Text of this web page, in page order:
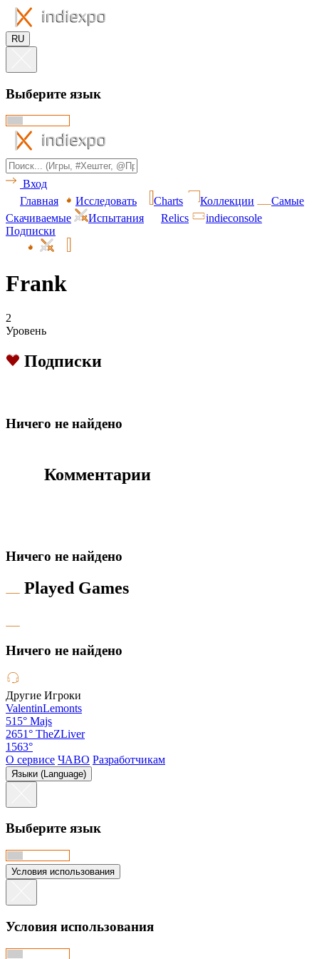
RU
Выберите язык
Вход
Главная
Исследовать Charts Коллекции
Самые
Скачиваемые
Испытания Relics
indieconsole
Подписки
Frank
2
Уровень
Подписки
Hичего не найдено
Комментарии
Hичего не найдено
Played Games
Hичего не найдено
Другие Игроки
ValentinLemonts
515° Majs
2651° TheZLiver
1563°
О сервисе ЧАВО Разработчикам
Языки (Language)
Выберите язык
Условия использования
Условия использования